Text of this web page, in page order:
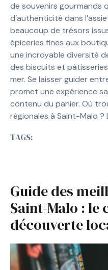
de souvenirs gourmands
d’authenticité dans
beaucoup de trésors
épiceries fines aux
une incroyable diversité
des biscuits et
mer. Se laisser guider
promet une expérience
contenu du panier. Où
régionales à Saint-Malo ?
TAGS:
Guide des
Saint-Malo : le
découverte